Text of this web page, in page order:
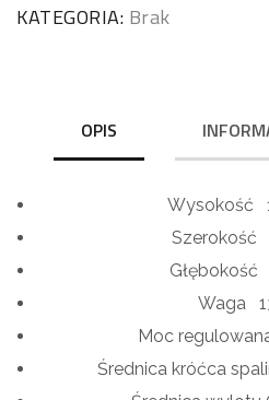
KATEGORIA: Brak
OPIS
Wysokość
Szerokość
Głębokość
Waga
Moc
Średnica króćca